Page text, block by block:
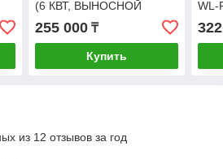
(6 КВТ, ВЫНОСНОЙ
ПУЛЬТ, ВСТРОЕН. БЛОК
МОЩНОСТИ,
НЕРЖАВЕЙКА)
255 000₸
Купить
WL-
из 12 отзывов за год